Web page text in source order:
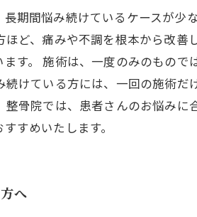
期間悩み続けているケースが
ほど、痛みや不調を根本から改
す。 施術は、一度のみのもの
続けている方には、一回の施術
整骨院では、患者さんのお悩み
すめいたします。
へ